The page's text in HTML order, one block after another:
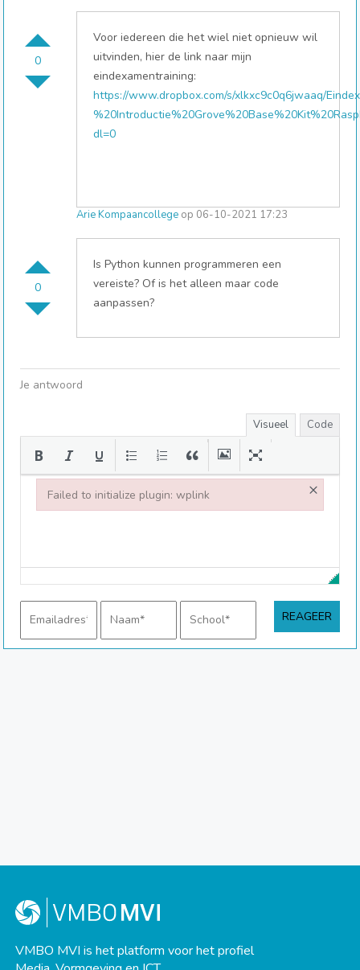
0
Voor iedereen die het wiel niet opnieuw wil
uitvinden, hier de link naar mijn
eindexamentraining:
https://www.dropbox.com/s/xlkxc9c0q6jwaaq/
dl=0
0
Arie Kompaancollege op 06-10-2021 17:23
Is Python kunnen programmeren een
vereiste? Of is het alleen maar code
aanpassen?
Je antwoord
Visueel Code
VMBO MVI is het platform voor het profiel
Failed to initialize plugin: wplink ×
Failed to initialize plugin: wplink